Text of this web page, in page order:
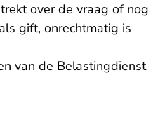
over de vraag of nog
gift, onrechtmatig is
van de Belastingdienst